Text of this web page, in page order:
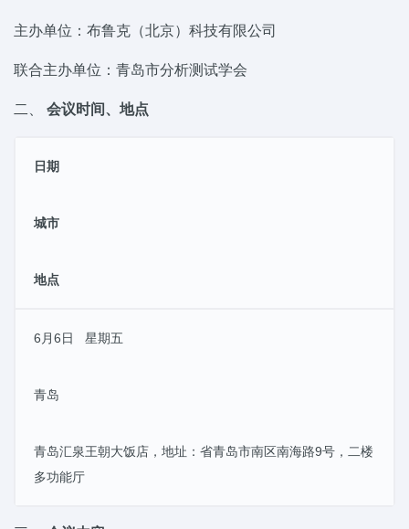
主办单位：布鲁克（北京）科技有限公司
联合主办单位：青岛市分析测试学会
二、 会议时间、地点
日期
城市
地点
6月6日 星期五
青岛
青岛汇泉王朝大饭店，地址：省青岛市南区南海路9号，二楼
多功能厅